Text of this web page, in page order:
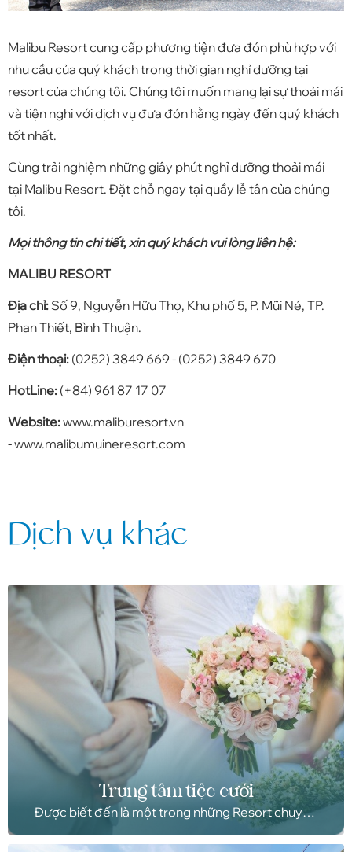
Malibu Resort cung cấp phương tiện đưa đón phù hợp với
nhu cầu của quý khách trong thời gian nghỉ dưỡng tại
resort của chúng tôi. Chúng tôi muốn mang lại sự thoải mái
và tiện nghi với dịch vụ đưa đón hằng ngày đến quý khách
tốt nhất.
Cùng trải nghiệm những giây phút nghỉ dưỡng thoải mái
tại Malibu Resort. Đặt chỗ ngay tại quầy lễ tân của chúng
tôi.
Mọi thông tin chi tiết, xin quý khách vui lòng liên hệ:
MALIBU RESORT
Địa chỉ:Số 9, Nguyễn Hữu Thọ, Khu phố 5, P. Mũi Né, TP.
Phan Thiết, Bình Thuận.
Điện thoại: (0252) 3849 669 - (0252) 3849 670
HotLine: (+84) 961 87 17 07
Website:www.maliburesort.vn
- www.malibumuineresort.com
Dịch vụ khác
Trung tâm tiệc cưới
Được biết đến là một trong những Resort chuyên
tổ chức tiệc cưới có không gian ngoài trời đẹp ở